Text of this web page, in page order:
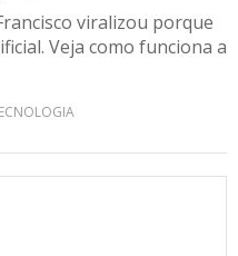
viralizou porque
Veja como funciona a